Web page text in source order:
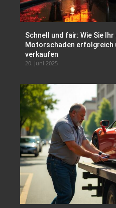
Schnell und fair: Wie Sie
Motorschaden erfolgreich
verkaufen
20. Juni 2025